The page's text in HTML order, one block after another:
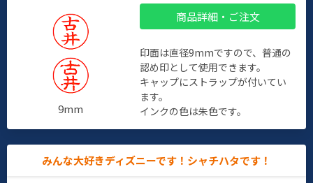
9mm
商品詳細・ご注文
印面は直径9mmですので、普通の
認め印として使用できます。
キャップにストラップが付いてい
ます。
インクの色は朱色です。
みんな大好きディズニーです！シャチハタです！